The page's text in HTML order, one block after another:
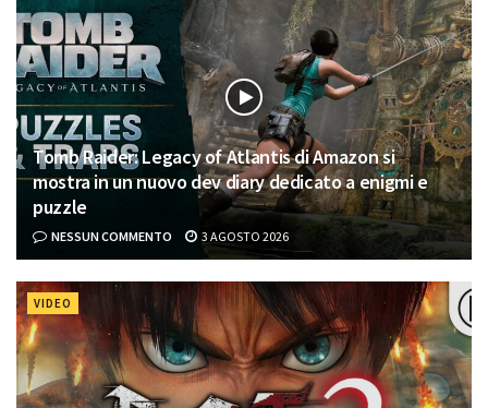
Tomb Raider: Legacy of Atlantis di Amazon si
mostra in un nuovo dev diary dedicato a enigmi e
puzzle
NESSUN COMMENTO 3 AGOSTO 2026
VIDEO